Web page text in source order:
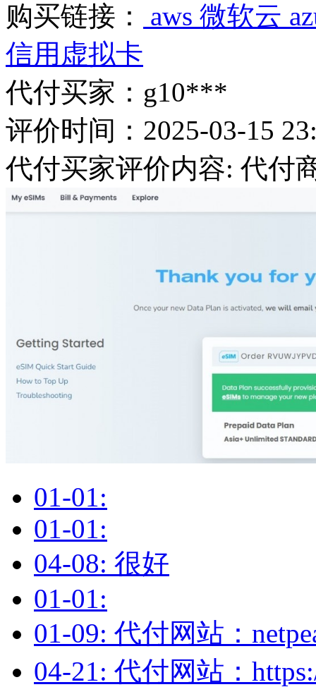
购买链接：
aws 微软云
信用虚拟卡
代付买家：g10***
评价时间：2025-03-15
代付买家评价内容: 代付
01-01:
01-01:
04-08: 很好
01-01:
01-09: 代付网站：
04-21: 代付网站：